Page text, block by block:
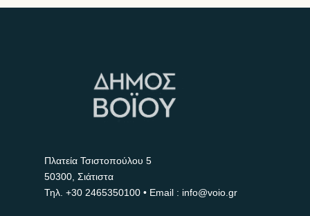
Πλατεία Τσιστοπούλου 5
50300, Σιάτιστα
Τηλ. +30 2465350100 • Email : info@voio.gr